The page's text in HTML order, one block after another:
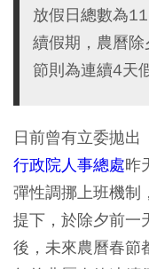
放假日總數為
續假期，農曆
節則為連續4天
日前曾有立委拋出
行政院人事總處昨
彈性調挪上班機制
提下，於除夕前一
後，未來農曆春節